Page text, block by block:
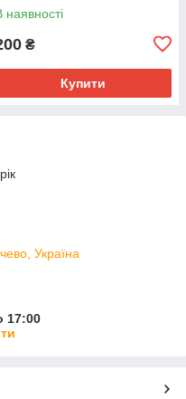
наявності
₴
Купити
Україна
17:00